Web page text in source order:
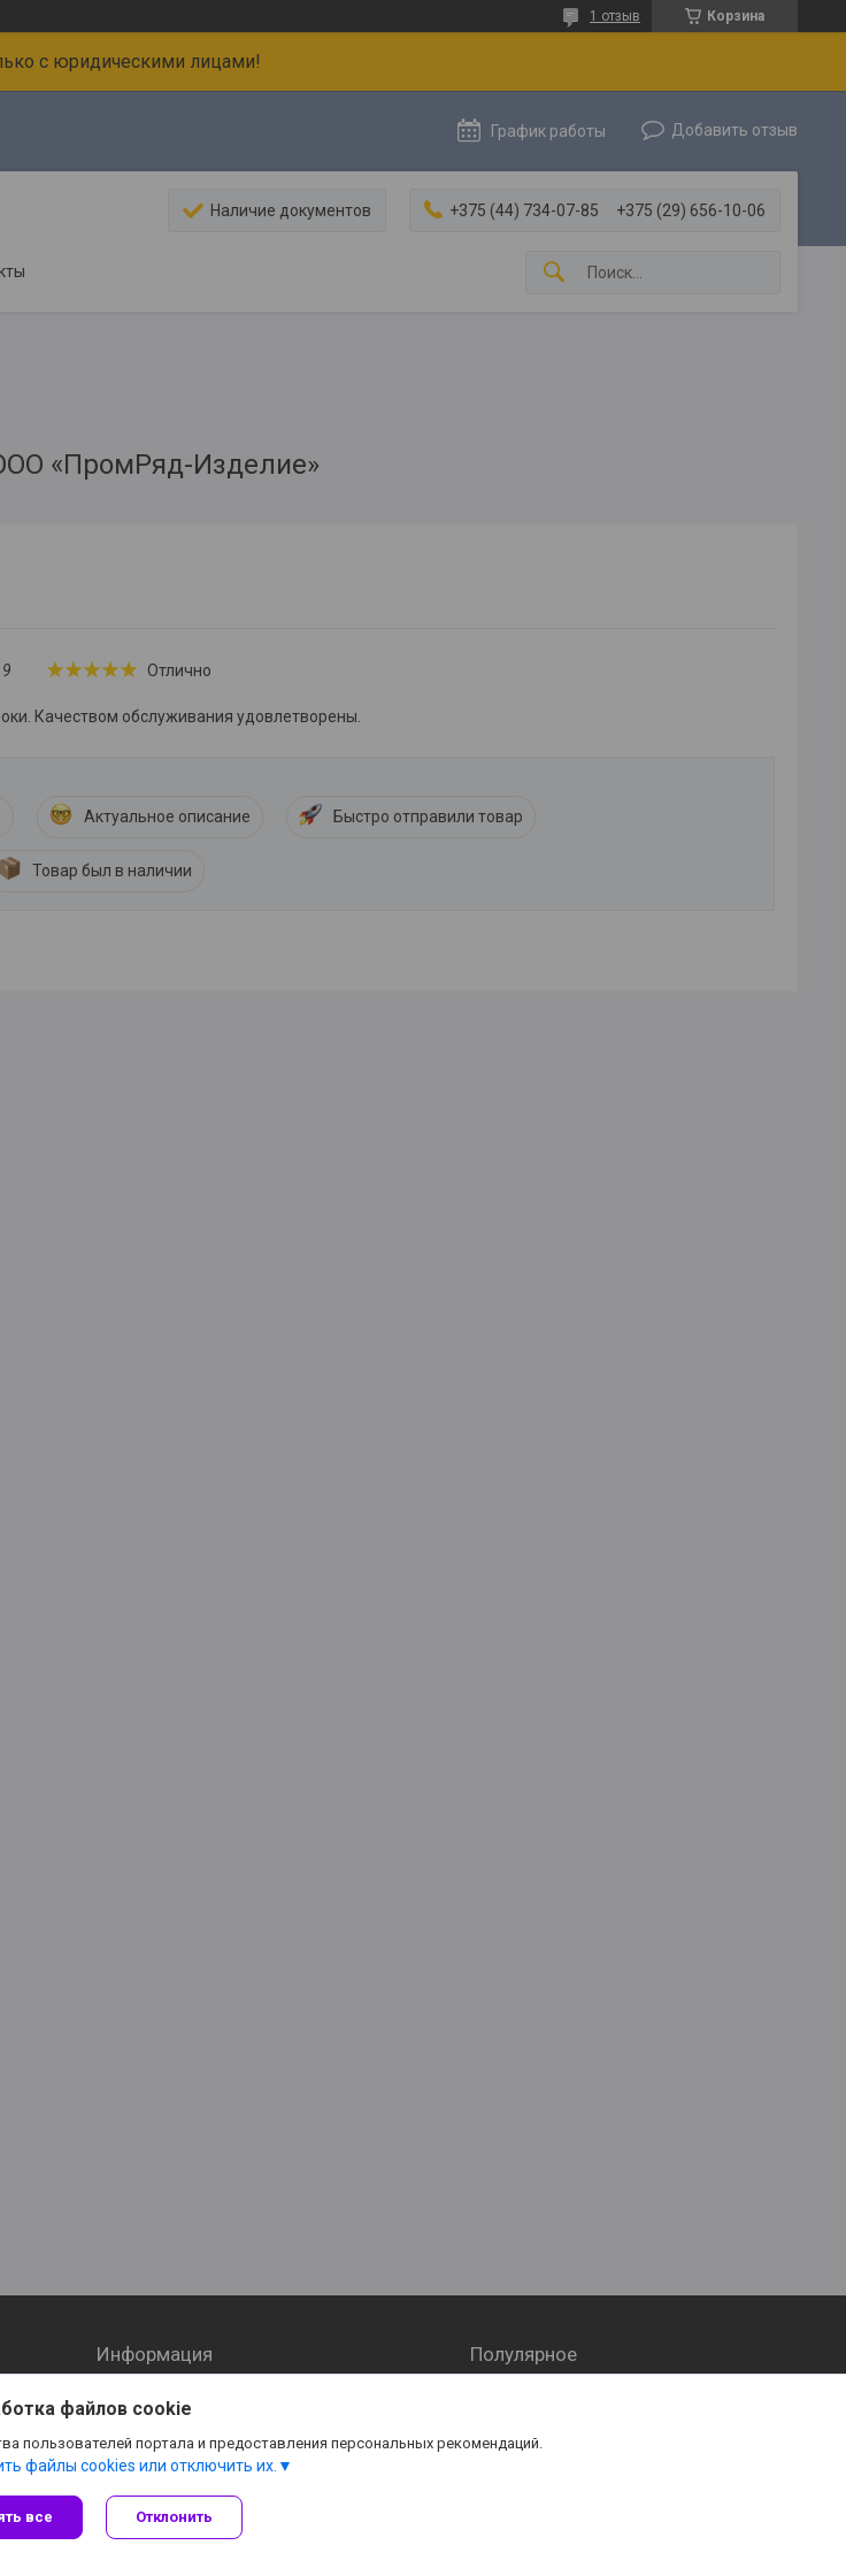
Корзина
1 отзыв
с юридическими лицами!
График работы Добавить отзыв
Наличие документов +375 (44) 734-07-85 +375 (29) 656-10-06
«ПромРяд-Изделие»
Отлично
Качеством обслуживания удовлетворены.
Актуальное описание Быстро отправили товар
Товар был в наличии
Информация
О компании
Полулярное
на платформе Deal.by
обработки файлов cookies
файлов cookie
пользователей портала и предоставления персональных рекомендаций.
файлы cookies или отключить их.
все Отклонить